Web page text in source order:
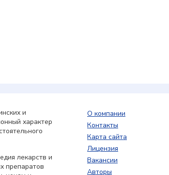
и
характер
лекарств и
препаратов
О компании
Контакты
Карта сайта
Лицензия
Вакансии
Авторы